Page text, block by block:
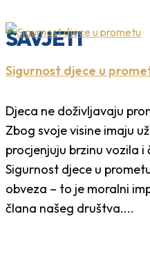
SAVJETI
Sigurnost djece u
Djeca ne doživljavaju
Zbog svoje visine imaju
procjenjuju brzinu vozila
Sigurnost djece u
obveza – to je moralni
člana našeg društva....